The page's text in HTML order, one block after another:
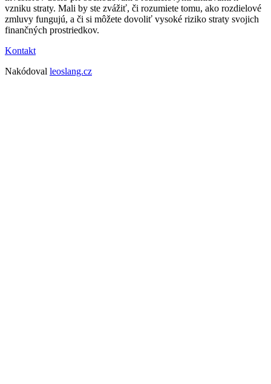
vzniku straty. Mali by ste zvážiť, či rozumiete tomu, ako rozdielové
zmluvy fungujú, a či si môžete dovoliť vysoké riziko straty svojich
finančných prostriedkov.
Kontakt
Nakódoval leoslang.cz